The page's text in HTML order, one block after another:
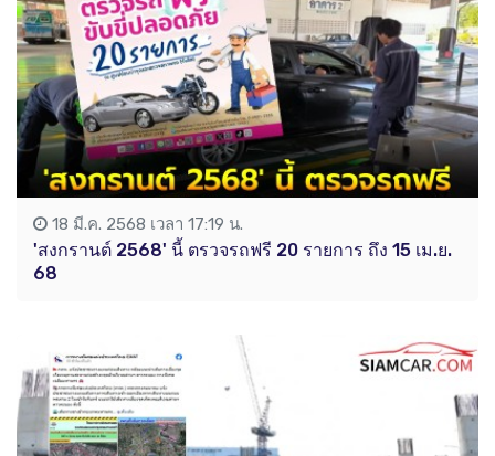
18 มี.ค. 2568 เวลา 17:19 น.
'สงกรานต์ 2568' นี้ ตรวจรถฟรี 20 รายการ ถึง 15 เม.ย.
68